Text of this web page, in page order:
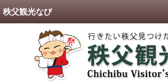
秩父観光なび